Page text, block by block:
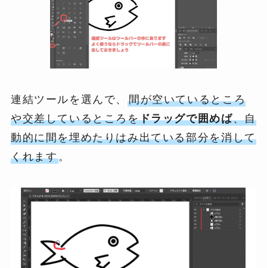
連結ツールを選んで、間が空いているところ
や交差しているところをドラッグで囲めば、自
動的に間を埋めたりはみ出ている部分を消して
くれます。